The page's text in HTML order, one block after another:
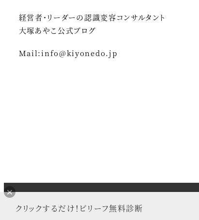
ー
ジ
送
経営者・リーダーの認識変容コンサルタント
大塚あやこ公式ブログ
Mail:info@kiyonedo.jp
クリックするだけ！ビリーフ無料診断